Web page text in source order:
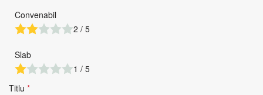
Convenabil
2 / 5
Slab
1 / 5
Titlu *